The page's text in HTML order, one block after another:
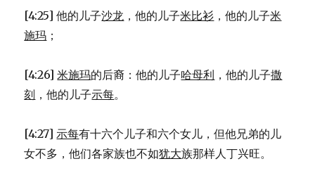
[4:25] 他的儿子沙龙 ，他的儿子米比衫 ，他的儿子米
施玛 ；
[4:26]米施玛的后裔：他的儿子哈母利 ，他的儿子撒
刻 ，他的儿子示每。
[4:27]示每有十六个儿子和六个女儿，但他兄弟的儿
女不多，他们各家族也不如犹大族那样人丁兴旺。